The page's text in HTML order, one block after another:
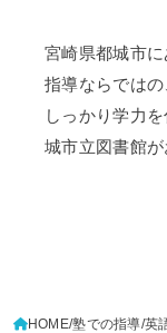
宮崎県都城市
指導ならでは
しっかり学力
城市立図書館が
HOME 塾での指導 英